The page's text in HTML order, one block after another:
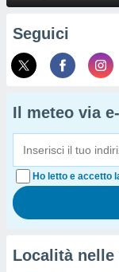
Seguici
Il meteo via
Ho letto e accetto
Località nelle